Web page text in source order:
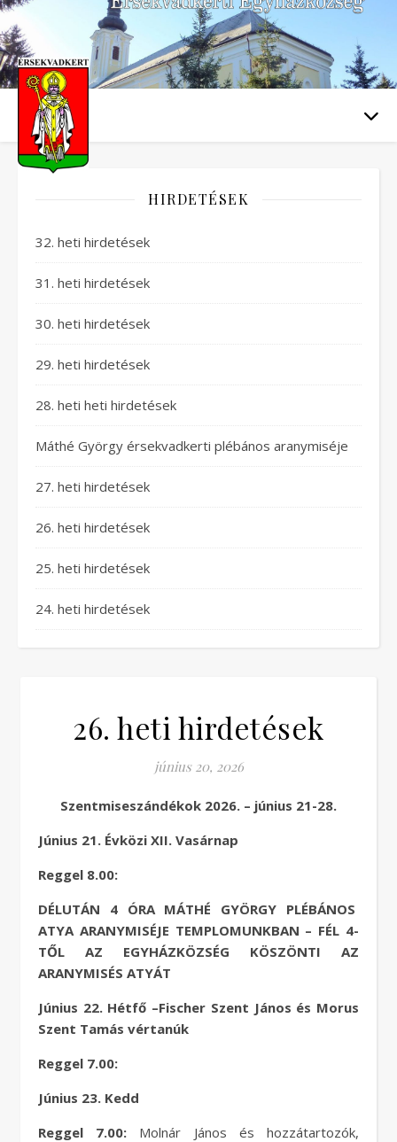
HIRDETÉSEK
32. heti hirdetések
31. heti hirdetések
30. heti hirdetések
29. heti hirdetések
28. heti heti hirdetések
Máthé György érsekvadkerti plébános aranymiséje
27. heti hirdetések
26. heti hirdetések
25. heti hirdetések
24. heti hirdetések
26. heti hirdetések
június 20, 2026
Szentmiseszándékok 2026. – június 21-28.
Június 21. Évközi XII. Vasárnap
Reggel 8.00:
DÉLUTÁN 4 ÓRA MÁTHÉ GYÖRGY PLÉBÁNOS
ATYA ARANYMISÉJE TEMPLOMUNKBAN – FÉL 4-
TŐL AZ EGYHÁZKÖZSÉG KÖSZÖNTI AZ
ARANYMISÉS ATYÁT
Június 22. Hétfő –Fischer Szent János és Morus
Szent Tamás vértanúk
Reggel 7.00:
Június 23. Kedd
Reggel 7.00: Molnár János és hozzátartozók,